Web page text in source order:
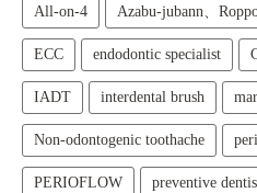
All‑on‑4 Azabu-jubann、
ECC endodontic specialist
IADT interdental brush
Non-odontogenic toothache
PERIOFLOW preventive